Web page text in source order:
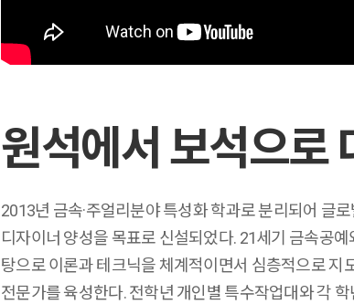
원석에서 보석으로
2013년 금속·주얼리분야 특성화 학과로 분리되어 글
디자이너 양성을 목표로 신설되었다. 21세기 금속공
탕으로 이론과 테크닉을 체계적이면서 심층적으로 지
전문가를 육성한다. 전학년 개인별 특수작업대와 각